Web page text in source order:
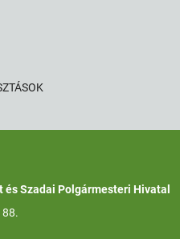
és Szadai Polgármesteri Hivatal
88.